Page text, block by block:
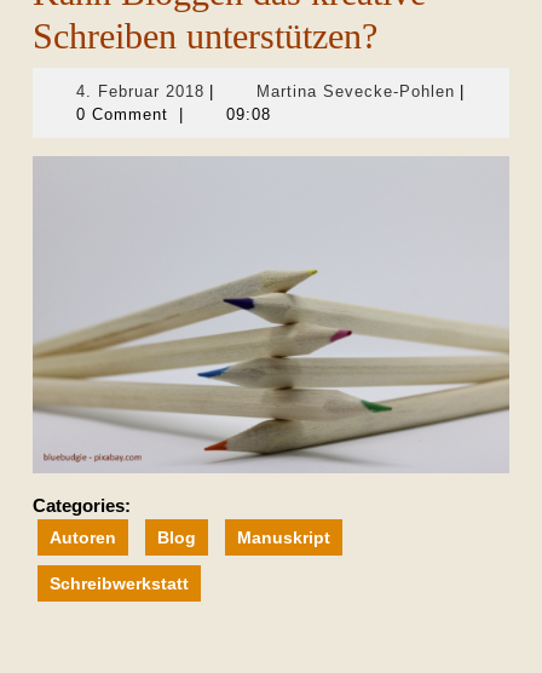
Schreiben unterstützen?
4. Februar 2018 4.
Februar
Martina Sevecke-PohlenMartina
0 Comment
09:08
Categories:
Autoren Blog Manuskript
Schreibwerkstatt